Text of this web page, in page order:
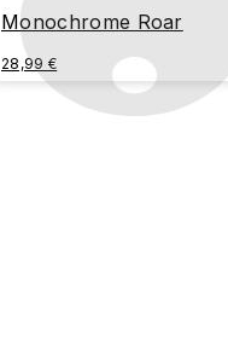
Monochrome Roar
28,99 €